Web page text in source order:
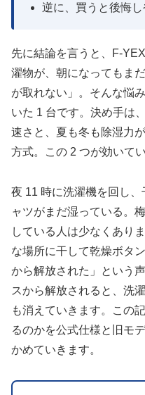
逆に、買うと後悔
先に結論を言うと、F-
濯物が、朝になってもま
が取れない」。そんな悩
いた 1 台です。決め手は
速さと、夏も冬も除湿力
方式。この 2 つが効いてい
夜 11 時に洗濯機を回し
ャツがまだ湿っている。
している人は少なくあり
な場所に干して乾燥ボタ
から解放された」という
スから解放されると、洗
も消えていきます。この
るのかを公式仕様と旧モ
かめていきます。